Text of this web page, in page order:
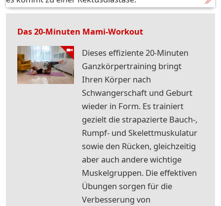
Das 20-Minuten Mami-Workout
Dieses effiziente 20-Minuten
Ganzkörpertraining bringt
Ihren Körper nach
Schwangerschaft und Geburt
wieder in Form. Es trainiert
gezielt die strapazierte Bauch-,
Rumpf- und Skelettmuskulatur
sowie den Rücken, gleichzeitig
aber auch andere wichtige
Muskelgruppen. Die effektiven
Übungen sorgen für die
Verbesserung von